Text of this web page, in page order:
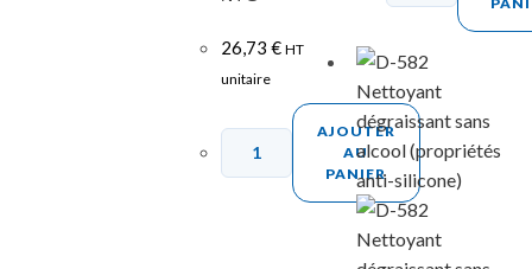
26,73 € HT
unitaire
AJOUTER
AU
PANIER